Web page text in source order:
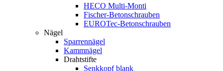
HECO Multi-Monti
Fischer-Betonschrauben
EUROTec-Betonschrauben
Nägel
Sparrennägel
Kammnägel
Drahtstifte
Senkkopf blank